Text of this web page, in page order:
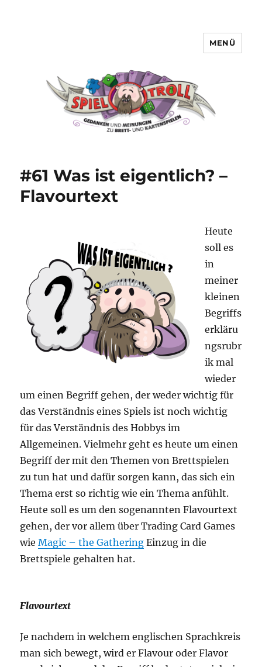
MENÜ
#61 Was ist eigentlich? –
Flavourtext
Heute
soll es
in
meiner
kleinen
Begriffs
erkläru
ngsrubr
ik mal
wieder
um einen Begriff gehen, der weder wichtig für
das Verständnis eines Spiels ist noch wichtig
für das Verständnis des Hobbys im
Allgemeinen. Vielmehr geht es heute um einen
Begriff der mit den Themen von Brettspielen
zu tun hat und dafür sorgen kann, das sich ein
Thema erst so richtig wie ein Thema anfühlt.
Heute soll es um den sogenannten Flavourtext
gehen, der vor allem über Trading Card Games
wieMagic – the Gathering Einzug in die
Brettspiele gehalten hat.
Flavourtext
Je nachdem in welchem englischen Sprachkreis
man sich bewegt, wird er Flavour oder Flavor